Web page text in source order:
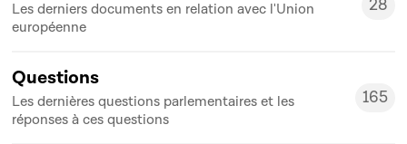
Les derniers documents en relation avec l'Union
européenne
28
28
Questions
Les dernières questions parlementaires et les
réponses à ces questions
165
165